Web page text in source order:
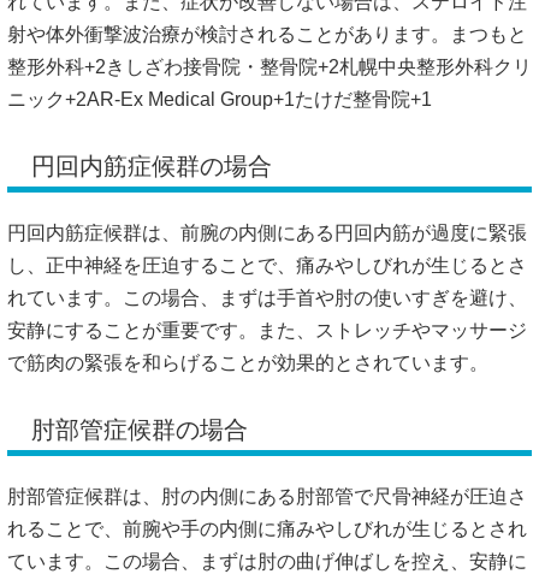
射や体外衝撃波治療が検討されることがあります。
まつもと
整形外科+2きしざわ接骨院・整骨院+2札幌中央整形外科クリ
ニック+2AR-Ex Medical Group+1たけだ整骨院+1
円回内筋症候群の場合
円回内筋症候群は、前腕の内側にある円回内筋が過度に緊張
し、正中神経を圧迫することで、痛みやしびれが生じるとさ
れています。
この場合、まずは手首や肘の使いすぎを避け、
安静にすることが重要です。
また、ストレッチやマッサージ
で筋肉の緊張を和らげることが効果的とされています。
肘部管症候群の場合
肘部管症候群は、肘の内側にある肘部管で尺骨神経が圧迫さ
れることで、前腕や手の内側に痛みやしびれが生じるとされ
ています。
この場合、まずは肘の曲げ伸ばしを控え、安静に